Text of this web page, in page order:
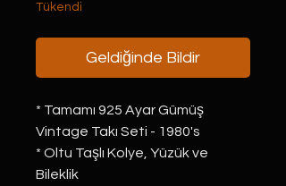
Tükendi
Geldiğinde Bildir
* Tamamı 925 Ayar Gümüş
Vintage Takı Seti - 1980's
* Oltu Taşlı Kolye, Yüzük ve
Bileklik